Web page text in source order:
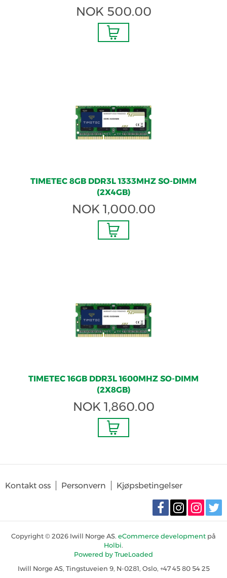
NOK 500.00
TIMETEC 8GB DDR3L 1333MHZ SO-DIMM
(2X4GB)
NOK 1,000.00
TIMETEC 16GB DDR3L 1600MHZ SO-DIMM
(2X8GB)
NOK 1,860.00
Kontakt oss Personvern Kjøpsbetingelser
Copyright © 2026 Iwill Norge AS. eCommerce development på
Holbi.
Powered by TrueLoaded
Iwill Norge AS, Tingstuveien 9, N-0281, Oslo, +47 45 80 54 25